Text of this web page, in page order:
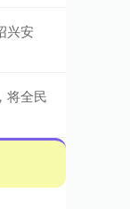
兴安
将全民